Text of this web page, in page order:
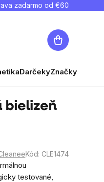
zadarmo od €60
Nákupný
košík
DarčekyZnačky
bielizeň
Kód: CLE1474
testované,